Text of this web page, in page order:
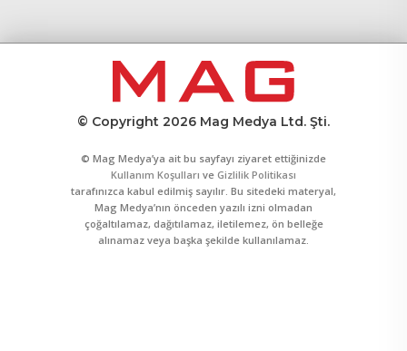
© Copyright 2026 Mag Medya Ltd. Şti.
© Mag Medya’ya ait bu sayfayı ziyaret ettiğinizde
Kullanım Koşulları ve Gizlilik Politikası
tarafınızca kabul edilmiş sayılır. Bu sitedeki materyal,
Mag Medya’nın önceden yazılı izni olmadan
çoğaltılamaz, dağıtılamaz, iletilemez, ön belleğe
alınamaz veya başka şekilde kullanılamaz.